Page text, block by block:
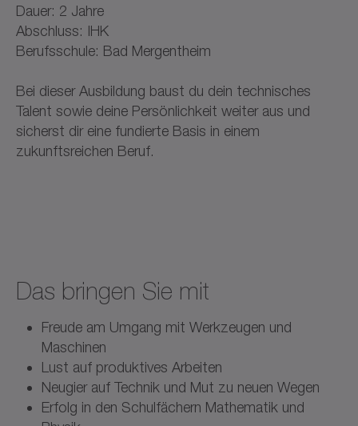
Dauer: 2 Jahre
Abschluss: IHK
Berufsschule: Bad Mergentheim
Bei dieser Ausbildung baust du dein technisches
Talent sowie deine Persönlichkeit weiter aus und
sicherst dir eine fundierte Basis in einem
zukunftsreichen Beruf.
Das bringen Sie mit
Freude am Umgang mit Werkzeugen und
Maschinen
Lust auf produktives Arbeiten
Neugier auf Technik und Mut zu neuen Wegen
Erfolg in den Schulfächern Mathematik und